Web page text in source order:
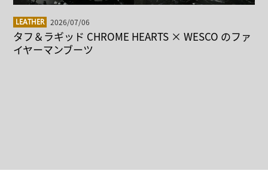
LEATHER 2026/07/06
タフ＆ラギッド CHROME HEARTS × WESCO のファ
イヤーマンブーツ